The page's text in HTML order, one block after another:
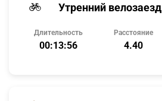
Утренний велозаезд
Длительность
00:13:56
Расстояние
4.40